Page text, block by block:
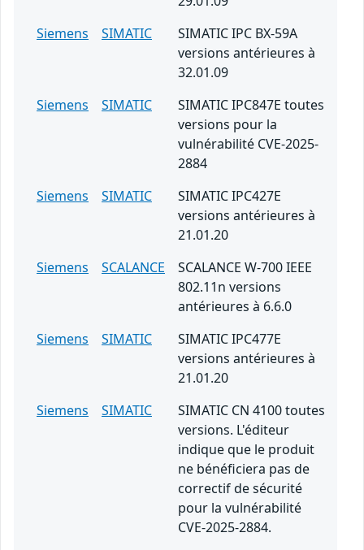
Siemens
SIMATIC
SIMATIC IPC BX-59A
versions antérieures à
32.01.09
Siemens
SIMATIC
SIMATIC IPC847E toutes
versions pour la
vulnérabilité CVE-2025-
2884
Siemens
SIMATIC
SIMATIC IPC427E
versions antérieures à
21.01.20
Siemens
SCALANCE
SCALANCE W-700 IEEE
802.11n versions
antérieures à 6.6.0
Siemens
SIMATIC
SIMATIC IPC477E
versions antérieures à
21.01.20
Siemens
SIMATIC
SIMATIC CN 4100 toutes
versions. L'éditeur
indique que le produit
ne bénéficiera pas de
correctif de sécurité
pour la vulnérabilité
CVE-2025-2884.